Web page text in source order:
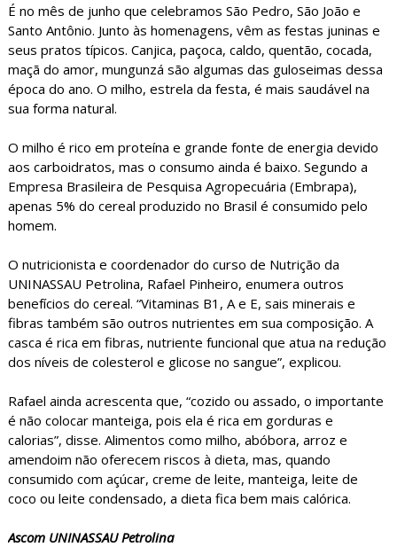
É no mês de junho que celebramos São Pedro, São João e
Santo Antônio. Junto às homenagens, vêm as festas juninas e
seus pratos típicos. Canjica, paçoca, caldo, quentão, cocada,
maçã do amor, mungunzá são algumas das guloseimas dessa
época do ano. O milho, estrela da festa, é mais saudável na
sua forma natural.
O milho é rico em proteína e grande fonte de energia devido
aos carboidratos, mas o consumo ainda é baixo. Segundo a
Empresa Brasileira de Pesquisa Agropecuária (Embrapa),
apenas 5% do cereal produzido no Brasil é consumido pelo
homem.
O nutricionista e coordenador do curso de Nutrição da
UNINASSAU Petrolina, Rafael Pinheiro, enumera outros
benefícios do cereal. “Vitaminas B1, A e E, sais minerais e
fibras também são outros nutrientes em sua composição. A
casca é rica em fibras, nutriente funcional que atua na redução
dos níveis de colesterol e glicose no sangue”, explicou.
Rafael ainda acrescenta que, “cozido ou assado, o importante
é não colocar manteiga, pois ela é rica em gorduras e
calorias”, disse. Alimentos como milho, abóbora, arroz e
amendoim não oferecem riscos à dieta, mas, quando
consumido com açúcar, creme de leite, manteiga, leite de
coco ou leite condensado, a dieta fica bem mais calórica.
Ascom UNINASSAU Petrolina